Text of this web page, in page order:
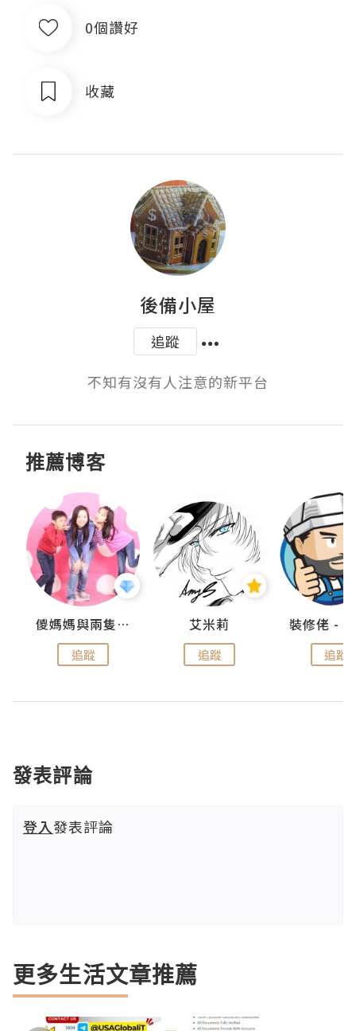
0個讚好
收藏
後備小屋
追蹤
不知有沒有人注意的新平台
推薦博客
儍媽媽與兩隻小魔怪之家
追蹤
艾米莉
追蹤 追蹤
發表評論
登入發表評論
更多生活文章推薦